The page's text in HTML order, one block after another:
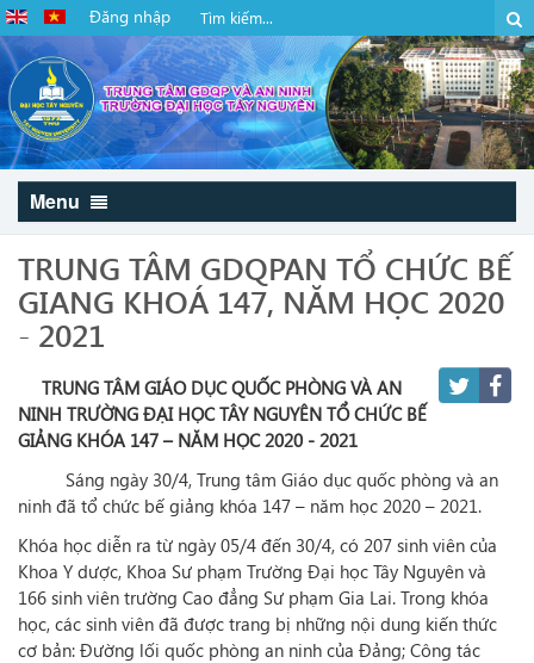
Đăng nhập
Menu
TRUNG TÂM GDQPAN TỔ CHỨC BẾ
GIANG KHOÁ 147, NĂM HỌC 2020
- 2021
TRUNG TÂM GIÁO DỤC QUỐC PHÒNG VÀ AN
NINH TRƯỜNG ĐẠI HỌC TÂY NGUYÊN TỔ CHỨC BẾ
GIẢNG KHÓA 147 – NĂM HỌC 2020 - 2021
Sáng ngày 30/4, Trung tâm Giáo dục quốc phòng và an
ninh đã tổ chức bế giảng khóa 147 – năm học 2020 – 2021.
Khóa học diễn ra từ ngày 05/4 đến 30/4, có 207 sinh viên của
Khoa Y dược, Khoa Sư phạm Trường Đại học Tây Nguyên và
166 sinh viên trường Cao đẳng Sư phạm Gia Lai. Trong khóa
học, các sinh viên đã được trang bị những nội dung kiến thức
cơ bản: Đường lối quốc phòng an ninh của Đảng; Công tác